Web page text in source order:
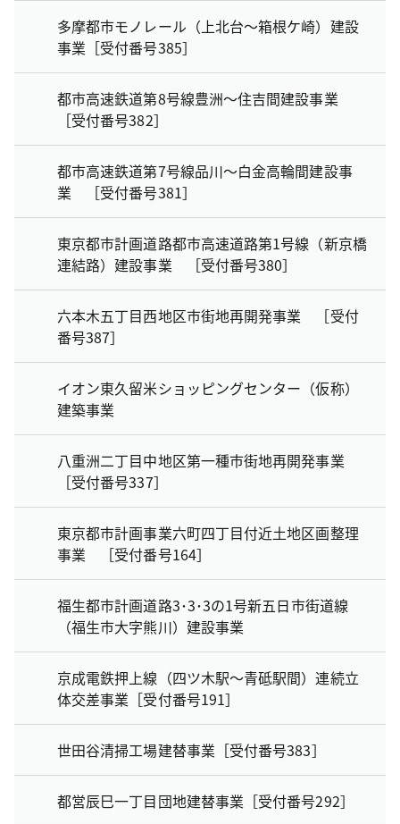
多摩都市モノレール（上北台～箱根ケ崎）建設
事業［受付番号385］
都市高速鉄道第8号線豊洲～住吉間建設事業
［受付番号382］
都市高速鉄道第7号線品川～白金高輪間建設事
業 ［受付番号381］
東京都市計画道路都市高速道路第1号線（新京橋
連結路）建設事業 ［受付番号380］
六本木五丁目西地区市街地再開発事業 ［受付
番号387］
イオン東久留米ショッピングセンター（仮称）
建築事業
八重洲二丁目中地区第一種市街地再開発事業
［受付番号337］
東京都市計画事業六町四丁目付近土地区画整理
事業 ［受付番号164］
福生都市計画道路3･3･3の1号新五日市街道線
（福生市大字熊川）建設事業
京成電鉄押上線（四ツ木駅～青砥駅間）連続立
体交差事業［受付番号191］
世田谷清掃工場建替事業［受付番号383］
都営辰巳一丁目団地建替事業［受付番号292］